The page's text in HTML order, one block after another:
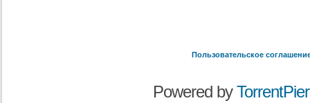
Пользовательское
Powered by